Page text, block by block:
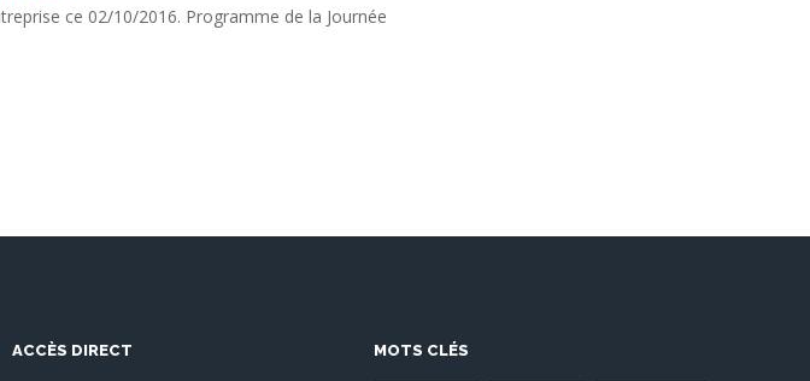
ce 02/10/2016. Programme de la Journée
ACCÈS DIRECT MOTS CLÉS